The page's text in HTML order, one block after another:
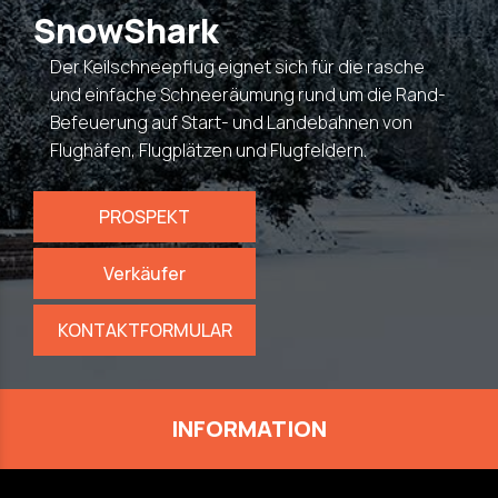
SnowShark
Der Keilschneepflug eignet sich für die rasche
und einfache Schneeräumung rund um die Rand-
Befeuerung auf Start- und Landebahnen von
Flughäfen, Flugplätzen und Flugfeldern.
PROSPEKT
Verkäufer
KONTAKTFORMULAR
INFORMATION